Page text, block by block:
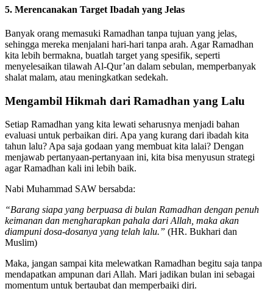
5. Merencanakan Target Ibadah yang Jelas
Banyak orang memasuki Ramadhan tanpa tujuan yang jelas,
sehingga mereka menjalani hari-hari tanpa arah. Agar Ramadhan
kita lebih bermakna, buatlah target yang spesifik, seperti
menyelesaikan tilawah Al-Qur’an dalam sebulan, memperbanyak
shalat malam, atau meningkatkan sedekah.
Mengambil Hikmah dari Ramadhan yang Lalu
Setiap Ramadhan yang kita lewati seharusnya menjadi bahan
evaluasi untuk perbaikan diri. Apa yang kurang dari ibadah kita
tahun lalu? Apa saja godaan yang membuat kita lalai? Dengan
menjawab pertanyaan-pertanyaan ini, kita bisa menyusun strategi
agar Ramadhan kali ini lebih baik.
Nabi Muhammad SAW bersabda:
“Barang siapa yang berpuasa di bulan Ramadhan dengan penuh
keimanan dan mengharapkan pahala dari Allah, maka akan
diampuni dosa-dosanya yang telah lalu.” (HR. Bukhari dan
Muslim)
Maka, jangan sampai kita melewatkan Ramadhan begitu saja tanpa
mendapatkan ampunan dari Allah. Mari jadikan bulan ini sebagai
momentum untuk bertaubat dan memperbaiki diri.